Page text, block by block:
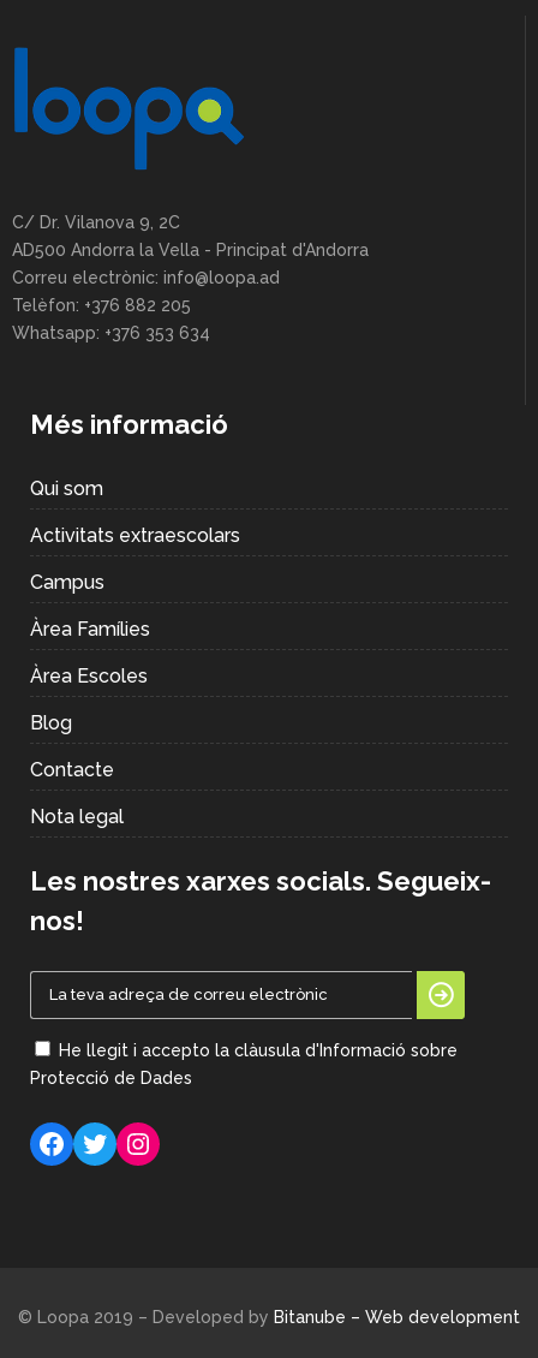
C/ Dr. Vilanova 9, 2C
AD500 Andorra la Vella - Principat d'Andorra
Correu electrònic: info@loopa.ad
Telèfon: +376 882 205
Whatsapp: +376 353 634
Més informació
Qui som
Activitats extraescolars
Campus
Àrea Famílies
Àrea Escoles
Blog
Contacte
Nota legal
Les nostres xarxes socials. Segueix-
nos!
He llegit i accepto la clàusula d'Informació sobre
Protecció de Dades
Facebook
TwitterInstagram
© Loopa 2019 – Developed by Bitanube – Web development